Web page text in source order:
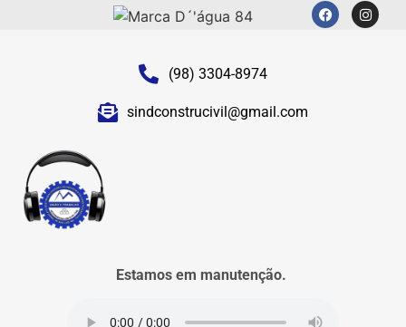
(98) 3304-8974
sindconstrucivil@gmail.com
Estamos em manutenção.